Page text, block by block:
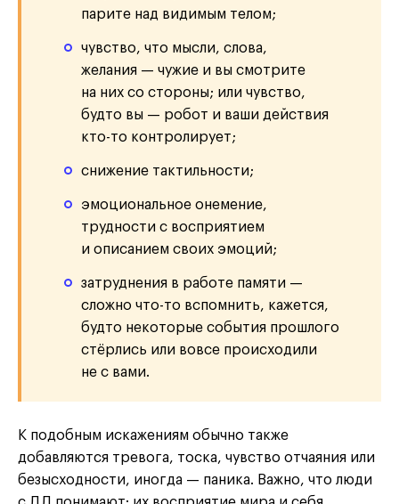
парите над видимым телом;
чувство, что мысли, слова,
желания — чужие и вы смотрите
на них со стороны; или чувство,
будто вы — робот и ваши действия
кто-то контролирует;
снижение тактильности;
эмоциональное онемение,
трудности с восприятием
и описанием своих эмоций;
затруднения в работе памяти —
сложно что-то вспомнить, кажется,
будто некоторые события прошлого
стёрлись или вовсе происходили
не с вами.
К подобным искажениям обычно также
добавляются тревога, тоска, чувство отчаяния или
безысходности, иногда — паника. Важно, что люди